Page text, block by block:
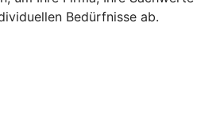
Bedürfnisse ab.